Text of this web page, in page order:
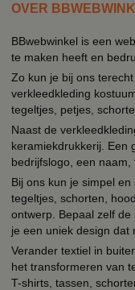
OVER
BBwebwinkel is een
te maken heeft en
Zo kun je bij ons
verkleedkleding
tegeltjes, petjes,
Naast de
keramiekdrukkerij. Een
bedrijfslogo, een
Bij ons kun je simpel
tegeltjes, schorten,
ontwerp. Bepaal zelf
je een uniek design dat
Verander textiel in
het transformeren van
T-shirts, tassen,